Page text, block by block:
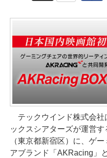
テックウインド株式会社
ックスシアターズが運営
（東京都新宿区）に、ゲ
アブランド「AKRacing」